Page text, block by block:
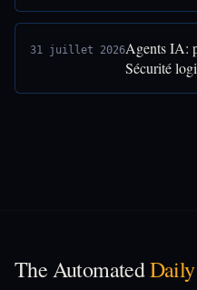
31 juillet 2026Agents IA:
Sécurité
The AutomatedDaily